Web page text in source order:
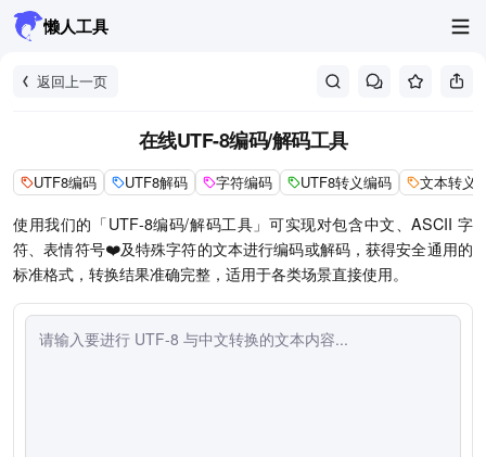
懒人工具
返回上一页
在线UTF-8编码/解码工具
UTF8编码 UTF8解码 字符编码 UTF8转义编码 文本转义
使用我们的「UTF-8编码/解码工具」可实现对包含中文、ASCII 字
符、表情符号❤️及特殊字符的文本进行编码或解码，获得安全通用的
标准格式，转换结果准确完整，适用于各类场景直接使用。